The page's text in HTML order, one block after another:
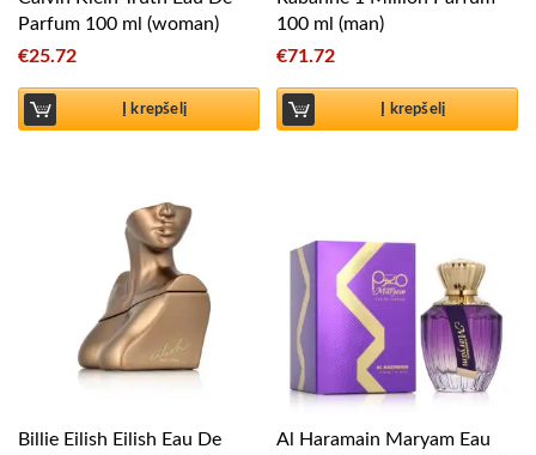
Parfum 100 ml (woman)
€25.72
Į krepšelį
100 ml (man)
€71.72
Į krepšelį
Billie Eilish Eilish Eau De
Al Haramain Maryam Eau